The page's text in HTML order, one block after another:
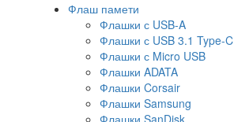
Флаш памети
Флашки с USB-A
Флашки с USB 3.1 Type-C
Флашки с Micro USB
Флашки ADATA
Флашки Corsair
Флашки Samsung
Флашки SanDisk